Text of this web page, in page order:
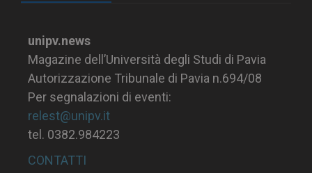
unipv.news
Magazine dell’Università degli Studi di Pavia
Autorizzazione Tribunale di Pavia n.694/08
Per segnalazioni di eventi:
relest@unipv.it
tel. 0382.984223
CONTATTI